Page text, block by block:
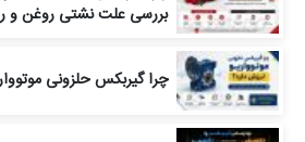
بررسی علت نشتی روغن و
چرا گیربکس حلزونی